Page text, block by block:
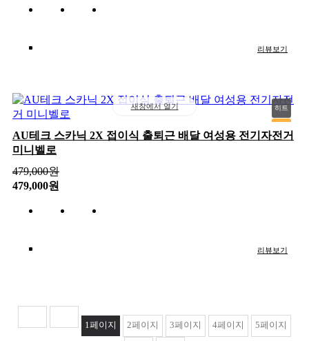
리뷰보기
히트
새창에서 열기
AU테크 스카닉 2X 접이식 출퇴근 배달 여성용 전기자전거
미니벨로
479,000원
479,000원
리뷰보기
1페이지 2페이지 3페이지 4페이지 5페이지